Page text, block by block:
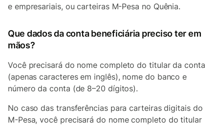
e empresariais, ou carteiras M-Pesa no Quênia.
Que dados da conta beneficiária preciso ter em
mãos?
Você precisará do nome completo do titular da conta
(apenas caracteres em inglês), nome do banco e
número da conta (de 8–20 dígitos).
No caso das transferências para carteiras digitais do
M-Pesa, você precisará do nome completo do titular